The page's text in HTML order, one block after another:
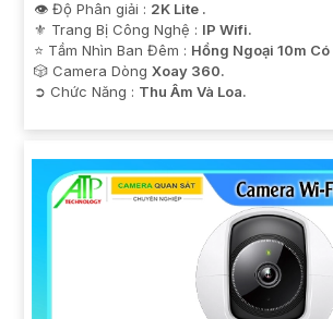
👁 Độ Phân giải : 2K Lite .
⚜️ Trang Bị Công Nghệ : IP Wifi.
⭐ Tầm Nhìn Ban Đêm : Hồng Ngoại 10m
🎲 Camera Dòng Xoay 360.
️➲ Chức Năng : Thu Âm Và Loa.